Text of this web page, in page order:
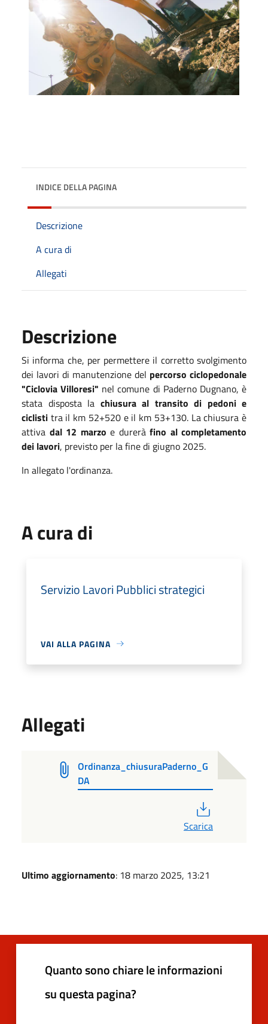
INDICE DELLA PAGINA
Descrizione
A cura di
Allegati
Descrizione
Si informa che, per permettere il corretto svolgimento
dei lavori di manutenzione del percorso ciclopedonale
"Ciclovia Villoresi" nel comune di Paderno Dugnano, è
stata disposta la chiusura al transito di pedoni e
ciclisti tra il km 52+520 e il km 53+130. La chiusura è
attiva dal 12 marzo e durerà fino al completamento
dei lavori, previsto per la fine di giugno 2025.
In allegato l'ordinanza.
A cura di
Servizio Lavori Pubblici strategici
VAI ALLA PAGINA
Allegati
Ordinanza_chiusuraPaderno_G
DA
Scarica
Ultimo aggiornamento: 18 marzo 2025, 13:21
Quanto sono chiare le informazioni
su questa pagina?